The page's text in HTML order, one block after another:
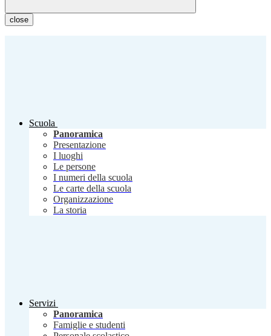
close
Scuola
Panoramica
Presentazione
I luoghi
Le persone
I numeri della scuola
Le carte della scuola
Organizzazione
La storia
Servizi
Panoramica
Famiglie e studenti